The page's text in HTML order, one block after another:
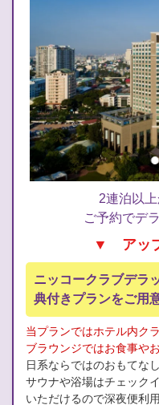
2連泊以
ご予約でデ
▼ アッ
ニッコークラブデラ
典付きプランをご用
当プランではホテル内ク
ブラウンジではお食事や
日系ならではのおもてな
サウナや浴場はチェック
いただけるので深夜便利